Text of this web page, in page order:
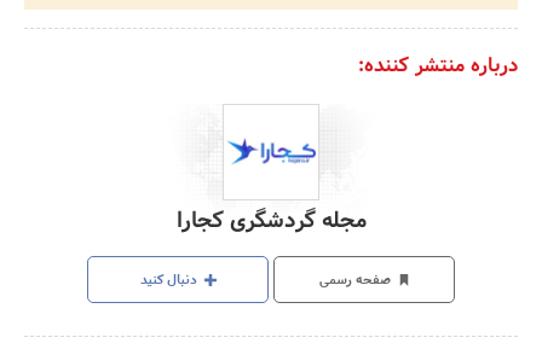
درباره منتشر کننده:
مجله گردشگری کجارا
صفحه رسمی دنبال کنید